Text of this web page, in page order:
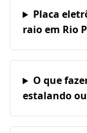
Placa
raio em Rio
O que
estalando